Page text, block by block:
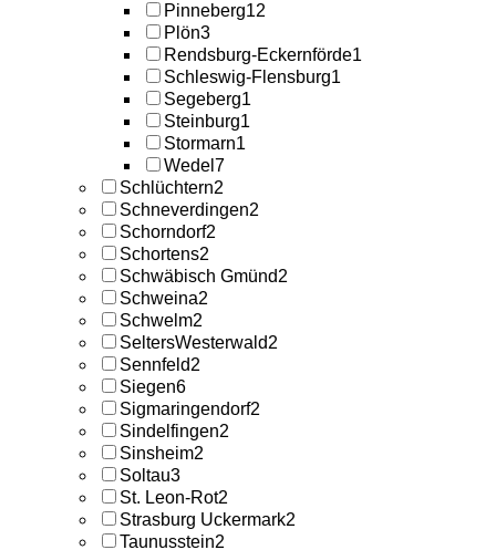
Pinneberg12
Plön3
Rendsburg-Eckernförde1
Schleswig-Flensburg1
Segeberg1
Steinburg1
Stormarn1
Wedel 7
Schlüchtern2
Schneverdingen2
Schorndorf2
Schortens2
Schwäbisch Gmünd2
Schweina2
Schwelm2
SeltersWesterwald2
Sennfeld2
Siegen6
Sigmaringendorf2
Sindelfingen2
Sinsheim2
Soltau3
St. Leon-Rot2
Strasburg Uckermark2
Taunusstein2